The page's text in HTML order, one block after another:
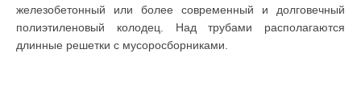
железобетонный или более современный и долговечный
полиэтиленовый колодец. Над трубами располагаются
длинные решетки с мусоросборниками.